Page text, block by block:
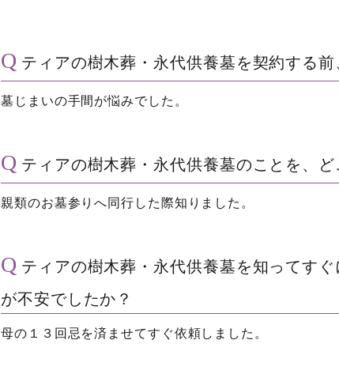
ティアの樹木葬・永代供養墓を契約する
墓じまいの手間が悩みでした。
ティアの樹木葬・永代供養墓のことを、
親類のお墓参りへ同行した際知りました。
ティアの樹木葬・永代供養墓を知ってす
が不安でしたか？
母の１３回忌を済ませてすぐ依頼しました。